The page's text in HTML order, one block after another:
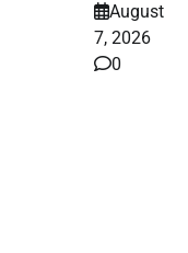
August
7, 2026
0